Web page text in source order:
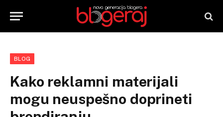
BLOG
Kako reklamni materijali
mogu neuspešno doprineti